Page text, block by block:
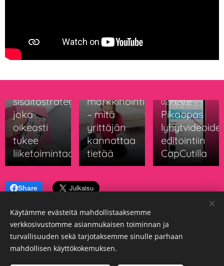
16.04.2026
sisältöstrategia,
joka
oikeasti
tukee
liiketoimintaa
10.12.2025
ELY-
markkinointia
– mitä
yrittäjän
kannattaa
tietää
02.10.2025
Pikaopas
editointiin
CapCutilla
Share
Jabella Oy 3325552-8
Tietosuojaseloste
Käytämme evästeitä mahdollistaaksemme
verkkosivustomme asianmukaisen toiminnan ja
turvallisuuden sekä tarjotaksemme sinulle parhaan
mahdollisen käyttökokemuksen.